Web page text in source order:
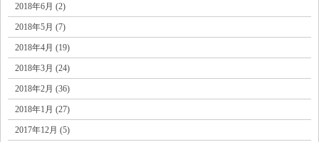
2018年6月 (2)
2018年5月 (7)
2018年4月 (19)
2018年3月 (24)
2018年2月 (36)
2018年1月 (27)
2017年12月 (5)